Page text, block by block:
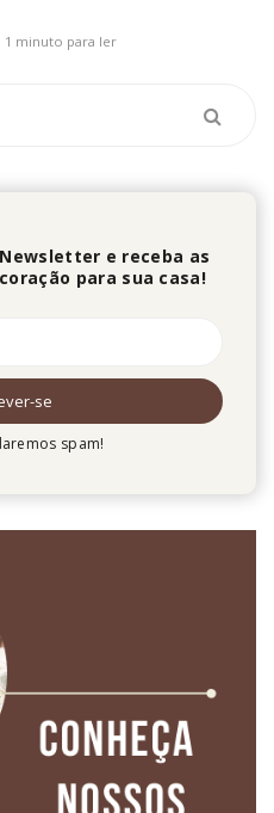
1 minuto para ler
e receba as
para sua casa!
spam!